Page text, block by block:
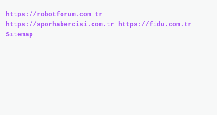
https://robotforum.com.tr
https://sporhabercisi.com.tr
https://fidu.com.tr
Sitemap